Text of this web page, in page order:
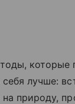
которые
лучше:
природу,